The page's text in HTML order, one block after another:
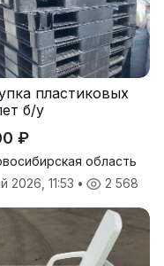
пластиковых
б/у
₽
область
2026, 11:53 • 2 568